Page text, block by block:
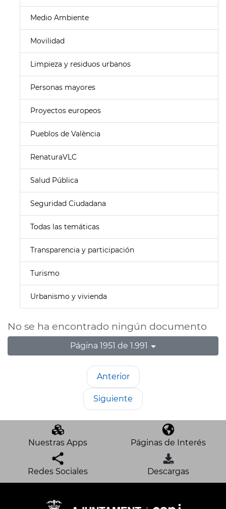
Medio Ambiente
Movilidad
Limpieza y residuos urbanos
Personas mayores
Proyectos europeos
Pueblos de València
RenaturaVLC
Salud Pública
Seguridad Ciudadana
Todas las temáticas
Transparencia y participación
Turismo
Urbanismo y vivienda
No se ha encontrado ningún documento
Página 1951 de 1.991
Anterior
Siguiente
Nuestras Apps Páginas de Interés
Redes Sociales Descargas